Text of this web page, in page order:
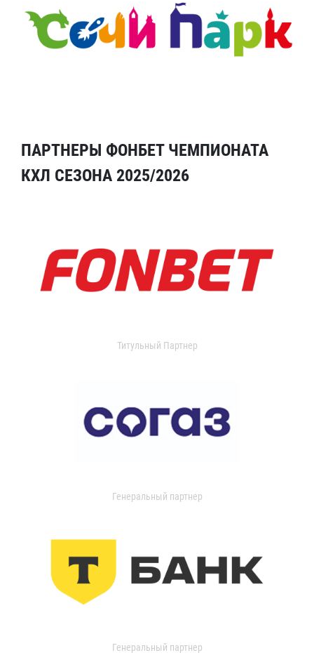
ПАРТНЕРЫ ФОНБЕТ ЧЕМПИОНАТА
КХЛ СЕЗОНА 2025/2026
Титульный Партнер
Генеральный партнер
Генеральный партнер